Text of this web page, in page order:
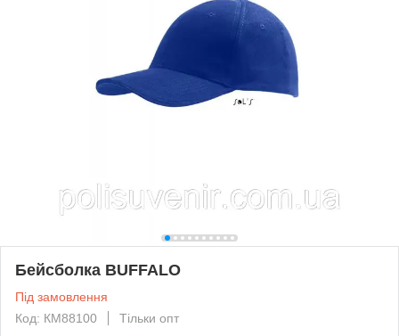
Бейсболка BUFFALO
Під замовлення
Код: КМ88100
Тільки опт